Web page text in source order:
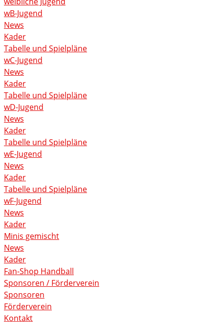
wB-Jugend
News
Kader
Tabelle und Spielpläne
wC-Jugend
News
Kader
Tabelle und Spielpläne
wD-Jugend
News
Kader
Tabelle und Spielpläne
wE-Jugend
News
Kader
Tabelle und Spielpläne
wF-Jugend
News
Kader
Minis gemischt
News
Kader
Fan-Shop Handball
Sponsoren / Förderverein
Sponsoren
Förderverein
Kontakt